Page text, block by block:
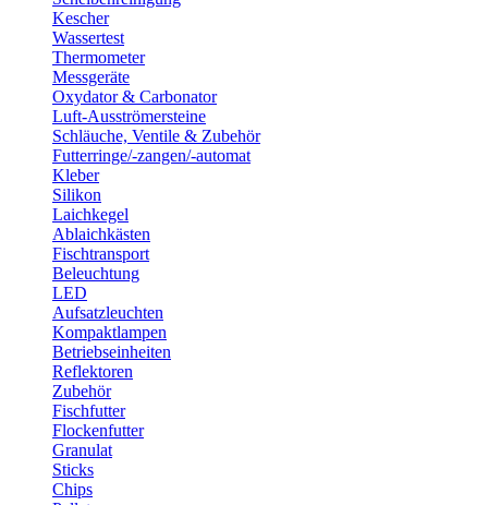
Kescher
Wassertest
Thermometer
Messgeräte
Oxydator & Carbonator
Luft-Ausströmersteine
Schläuche, Ventile & Zubehör
Futterringe/-zangen/-automat
Kleber
Silikon
Laichkegel
Ablaichkästen
Fischtransport
Beleuchtung
LED
Aufsatzleuchten
Kompaktlampen
Betriebseinheiten
Reflektoren
Zubehör
Fischfutter
Flockenfutter
Granulat
Sticks
Chips